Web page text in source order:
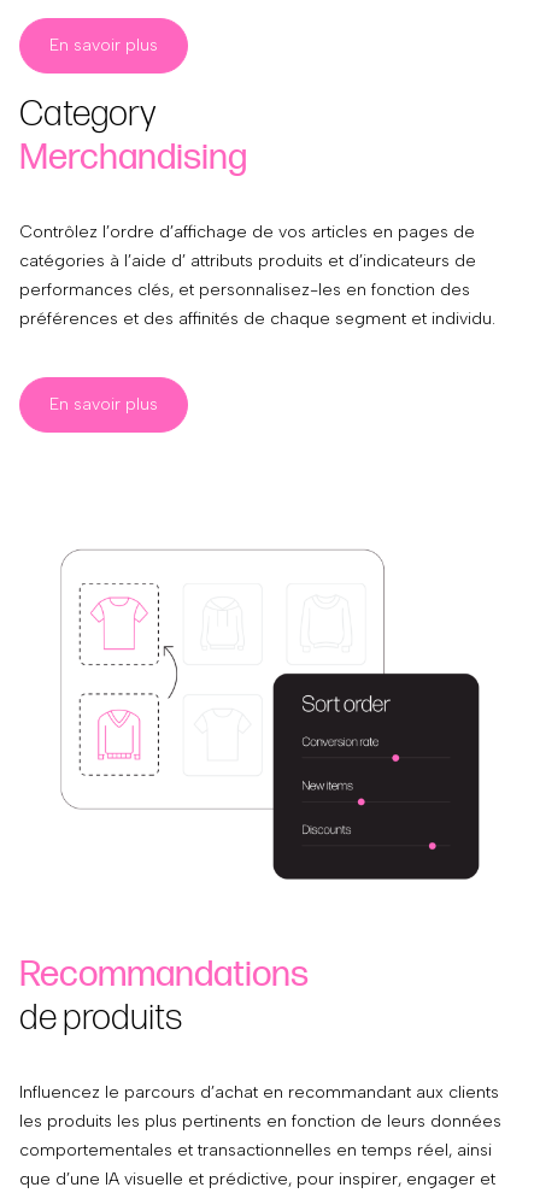
En savoir plus
Category
Merchandising
Contrôlez l’ordre d’affichage de vos articles en pages de
catégories à l’aide d’ attributs produits et d’indicateurs de
performances clés, et personnalisez-les en fonction des
préférences et des affinités de chaque segment et individu.
En savoir plus
Recommandations
de produits
Influencez le parcours d’achat en recommandant aux clients
les produits les plus pertinents en fonction de leurs données
comportementales et transactionnelles en temps réel, ainsi
que d’une IA visuelle et prédictive, pour inspirer, engager et